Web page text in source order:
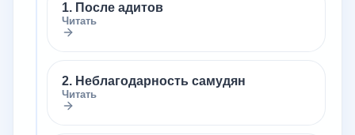
1. После адитов
Читать
2. Неблагодарность самудян
Читать